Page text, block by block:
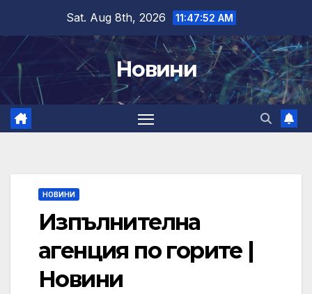
content
Sat. Aug 8th, 2026 11:47:53 AM
Новини
НОВИНИ
Изпълнителна
агенция по горите |
Новини